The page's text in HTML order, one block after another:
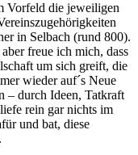
Vorfeld die jeweiligen
in Selbach (rund 800).
freue ich mich, dass
um sich greift, die
wieder auf´s Neue
– durch Ideen, Tatkraft
rein gar nichts im
und bat, diese